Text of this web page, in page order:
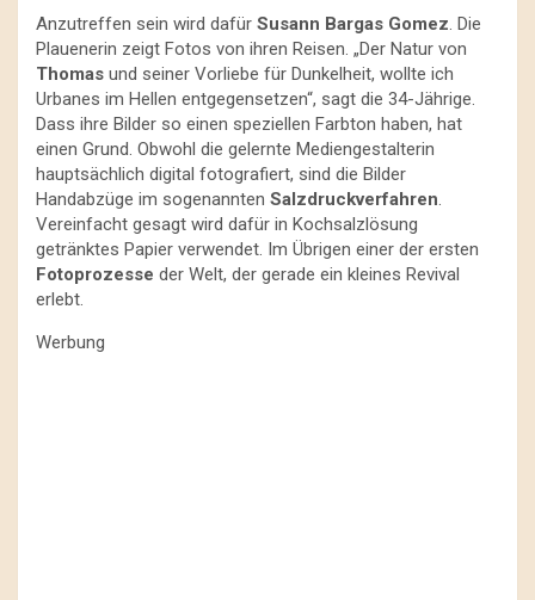
Anzutreffen sein wird dafür Susann Bargas Gomez. Die
Plauenerin zeigt Fotos von ihren Reisen. „Der Natur von
Thomas und seiner Vorliebe für Dunkelheit, wollte ich
Urbanes im Hellen entgegensetzen“, sagt die 34-Jährige.
Dass ihre Bilder so einen speziellen Farbton haben, hat
einen Grund. Obwohl die gelernte Mediengestalterin
hauptsächlich digital fotografiert, sind die Bilder
Handabzüge im sogenannten Salzdruckverfahren.
Vereinfacht gesagt wird dafür in Kochsalzlösung
getränktes Papier verwendet. Im Übrigen einer der ersten
Fotoprozesse der Welt, der gerade ein kleines Revival
erlebt.
Werbung